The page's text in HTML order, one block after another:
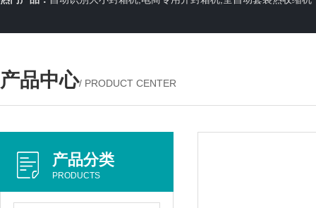
产品中心/ PRODUCT CENTER
产品分类
PRODUCTS